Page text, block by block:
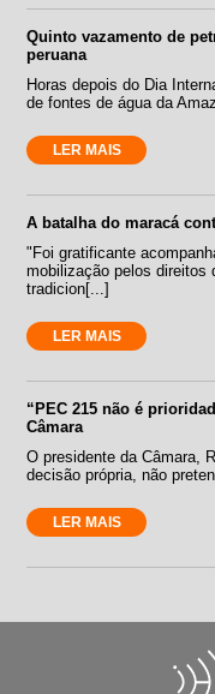
Quinto vazamento de
peruana
Horas depois do Dia
de fontes de água da
LER MAIS
A batalha do maracá
"Foi gratificante
mobilização pelos direitos
tradicion[...]
LER MAIS
“PEC 215 não é
Câmara
O presidente da Câmara,
decisão própria, não
LER MAIS